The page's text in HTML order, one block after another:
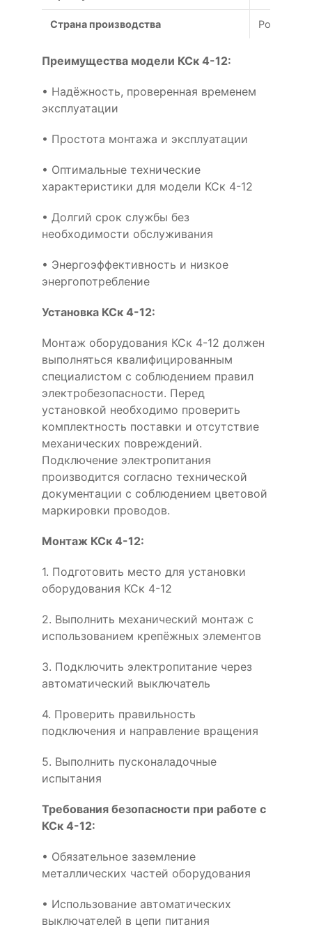
Страна производства Россия
Преимущества модели КСк 4-12:
• Надёжность, проверенная временем
эксплуатации
• Простота монтажа и эксплуатации
• Оптимальные технические
характеристики для модели КСк 4-12
• Долгий срок службы без
необходимости обслуживания
• Энергоэффективность и низкое
энергопотребление
Установка КСк 4-12:
Монтаж оборудования КСк 4-12 должен
выполняться квалифицированным
специалистом с соблюдением правил
электробезопасности. Перед
установкой необходимо проверить
комплектность поставки и отсутствие
механических повреждений.
Подключение электропитания
производится согласно технической
документации с соблюдением цветовой
маркировки проводов.
Монтаж КСк 4-12:
1. Подготовить место для установки
оборудования КСк 4-12
2. Выполнить механический монтаж с
использованием крепёжных элементов
3. Подключить электропитание через
автоматический выключатель
4. Проверить правильность
подключения и направление вращения
5. Выполнить пусконаладочные
испытания
Требования безопасности при работе с
КСк 4-12:
• Обязательное заземление
металлических частей оборудования
• Использование автоматических
выключателей в цепи питания